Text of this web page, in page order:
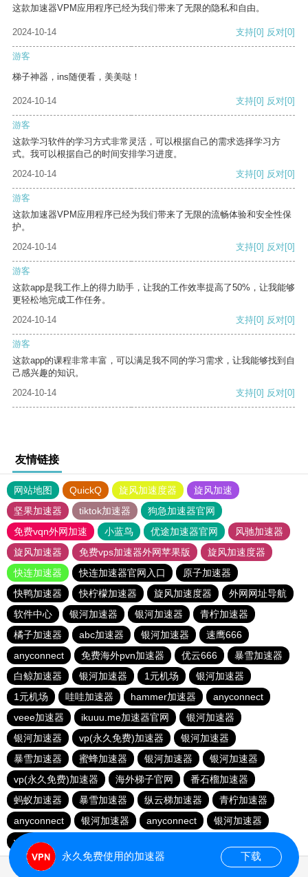
这款加速器VPM应用程序已经为我们带来了无限的隐私和自由。
2024-10-14 支持[0] 反对[0]
游客
梯子神器，ins随便看，美美哒！
2024-10-14 支持[0] 反对[0]
游客
这款学习软件的学习方式非常灵活，可以根据自己的需求选择学习方
式。我可以根据自己的时间安排学习进度。
2024-10-14
支持[0] 反对[0]
游客
这款加速器VPM应用程序已经为我们带来了无限的流畅体验和安全性保
护。
2024-10-14
支持[0] 反对[0]
游客
这款app是我工作上的得力助手，让我的工作效率提高了50%，让我能够
更轻松地完成工作任务。
2024-10-14
支持[0] 反对[0]
游客
这款app的课程非常丰富，可以满足我不同的学习需求，让我能够找到自
己感兴趣的知识。
2024-10-14
支持[0] 反对[0]
友情链接
网站地图 QuickQ 旋风加速度器
旋风加速
坚果加速器
tiktok加速器
狗急加速器官网
免费vqn外网加速
小蓝鸟 优途加速器官网
风驰加速器
旋风加速器
免费vps加速器外网苹果版
旋风加速度器
快连加速器
快连加速器官网入口
原子加速器
快鸭加速器
快柠檬加速器 旋风加速度器
外网网址导航
软件中心
银河加速器 银河加速器
青柠加速器
橘子加速器
abc加速器 银河加速器
速鹰666
anyconnect
免费海外pvn加速器 优云666
暴雪加速器
白鲸加速器
银河加速器 1元机场
银河加速器
1元机场
哇哇加速器 hammer加速器
anyconnect
veee加速器
ikuuu.me加速器官网
银河加速器
银河加速器
vp(永久免费)加速器
银河加速器
暴雪加速器
蜜蜂加速器 银河加速器
银河加速器
vp(永久免费)加速器
海外梯子官网
番石榴加速器
蚂蚁加速器
暴雪加速器 纵云梯加速器
青柠加速器
anyconnect
银河加速器 anyconnect
银河加速器
vp(永久免费)加速器
永久免费使用的加速器 下载